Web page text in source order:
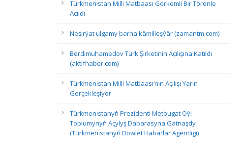
Türkmenistan Milli Matbaası Görkemli Bir Törenle
Açıldı
Neşirýat ulgamy barha kämilleşýär (zamantm.com)
Berdimuhamedov Türk Şirketinin Açılışına Katıldı
(aktifhaber.com)
Türkmenistan Milli Matbaası’nın Açılışı Yarın
Gerçekleşiyor
Türkmenistanyň Prezidenti Metbugat Öýi
Toplumynyň Açylyş Dabarasyna Gatnaşdy
(Türkmenistanyň Döwlet Habarlar Agentligi)